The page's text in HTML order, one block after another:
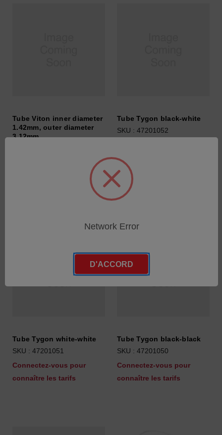
Tube Viton inner diameter
1.42mm, outer diameter
3.12mm
Tube Tygon black-white
SKU : 47201052
connaître les tarifs
Tube Tygon white-white
SKU : 47201051
Connectez-vous pour
connaître les tarifs
Tube Tygon black-black
SKU : 47201050
Connectez-vous pour
connaître les tarifs
Network Error
D'ACCORD